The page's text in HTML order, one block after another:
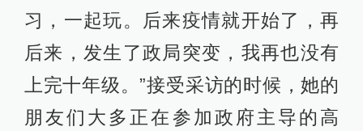
习，一起玩。后来疫情就开始了，再
后来，发生了政局突变，我再也没有
上完十年级。”接受采访的时候，她的
朋友们大多正在参加政府主导的高